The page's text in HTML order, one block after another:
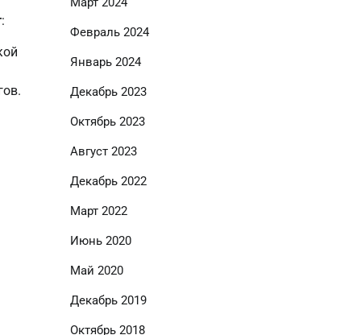
:
Февраль 2024
Январь 2024
Декабрь 2023
Октябрь 2023
Август 2023
Декабрь 2022
Март 2022
Июнь 2020
Май 2020
Декабрь 2019
Октябрь 2018